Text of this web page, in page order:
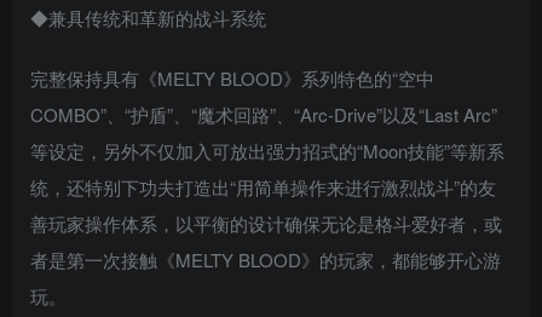
◆兼具传统和革新的战斗系统
完整保持具有《MELTY BLOOD》系列特色的“空中
COMBO”、“护盾”、“魔术回路”、“Arc-Drive”以及“Last Arc”
等设定，另外不仅加入可放出强力招式的“Moon技能”等新系
统，还特别下功夫打造出“用简单操作来进行激烈战斗”的友
善玩家操作体系，以平衡的设计确保无论是格斗爱好者，或
者是第一次接触《MELTY BLOOD》的玩家，都能够开心游
玩。